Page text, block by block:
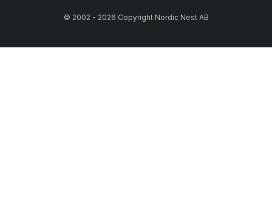
© 2002 - 2026 Copyright Nordic Nest AB